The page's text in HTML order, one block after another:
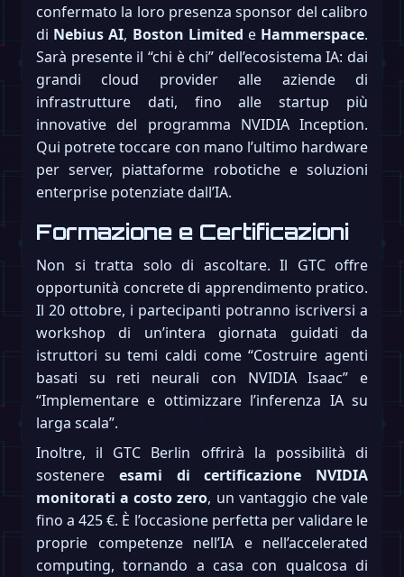
confermato la loro presenza sponsor del calibro
di Nebius AI, Boston Limited e Hammerspace.
Sarà presente il “chi è chi” dell’ecosistema IA: dai
grandi cloud provider alle aziende di
infrastrutture dati, fino alle startup più
innovative del programma NVIDIA Inception.
Qui potrete toccare con mano l’ultimo hardware
per server, piattaforme robotiche e soluzioni
enterprise potenziate dall’IA.
Formazione e Certificazioni
Non si tratta solo di ascoltare. Il GTC offre
opportunità concrete di apprendimento pratico.
Il 20 ottobre, i partecipanti potranno iscriversi a
workshop di un’intera giornata guidati da
istruttori su temi caldi come “Costruire agenti
basati su reti neurali con NVIDIA Isaac” e
“Implementare e ottimizzare l’inferenza IA su
larga scala”.
Inoltre, il GTC Berlin offrirà la possibilità di
sostenere esami di certificazione NVIDIA
monitorati a costo zero, un vantaggio che vale
fino a 425 €. È l’occasione perfetta per validare le
proprie competenze nell’IA e nell’accelerated
computing, tornando a casa con qualcosa di